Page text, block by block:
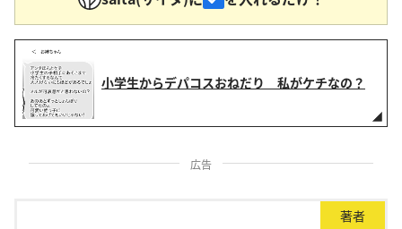
小学生からデパコスおねだり 私がケチなの？
広告
著者